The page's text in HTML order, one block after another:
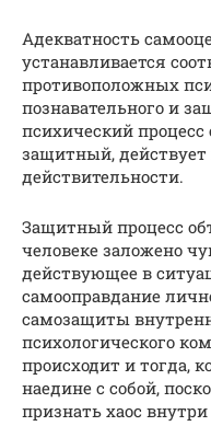
Адекватность
устанавливается
противоположных
познавательного и
психический процесс
защитный, действует
действительности.
Защитный процесс
человеке заложено
действующее в
самооправдание
самозащиты
психологического
происходит и тогда,
наедине с собой,
признать хаос внутри